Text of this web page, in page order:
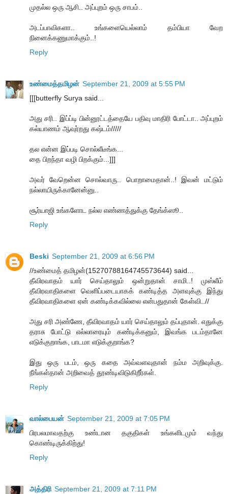
முதல்ல ஒரு ஆசி.. அப்புறம் ஒரு சாபம்..
அடப்பாவிகளா.. உங்களையெல்லாம் தம்பியா வேற
நினைக்கணுமாக்கும்..!
Reply
உண்மைத்தமிழன் September 21, 2009 at 5:55 PM
[[[butterfly Surya said...
அது சரி.. இப்ப்டி பின்னூட்டத்தையே பதிவு மாதிரி போட்டா.. அப்புறம்
கல்யாணம் ஆவுர்றது கஷ்டம்/////
தல என்ன இப்படி சொல்லீடீங்க...
தை பிறந்தா வழி பிறக்கும்...]]]
அவர் வேறென்ன சொல்வாரு.. பொறாமைதான்..! இவன் மட்டும்
நல்லாயிருக்கானேன்னு..
சூர்யாஜி உங்களோட நல்ல எண்ணத்துக்கு தேங்க்ஸூ..
Reply
Beski September 21, 2009 at 6:56 PM
//உண்மைத் தமிழன்(15270788164745573644) said...
தீவிரவாதம் யார் செய்தாலும் ஒன்றுதான் சாமி..! முஸ்லீம்
தீவிரவாதிகளை வெளிப்படையாகக் கண்டித்த அளவுக்கு இந்து
தீவிரவாதிகளை ஏன் கண்டிக்கவில்லை என்பதுதான் கேள்வி..//
அது சரி அண்ணே, தீவிரவாதம் யார் செய்தாலும் தப்புதான். எதுக்கு
தராசு போட்டு எல்லாரையும் கண்டிக்கனும், இவங்க படம்தானே
எடுக்குறாங்க, பாடமா எடுக்குறாங்க?
இது ஒரு படம், ஒரு கதை அவ்வளவுதான் நம்ம அறிவுக்கு.
நீங்கள்தான் அறிவைத் தூண்டிவிடுகிறீர்கள்.
Reply
வால்பையன் September 21, 2009 at 7:05 PM
பிரபலமாவதற்கு உண்டான தகுதிகள் உங்களிடமும் வந்து
கொண்டிருக்கிற்து!
Reply
அத்திரி September 21, 2009 at 7:11 PM